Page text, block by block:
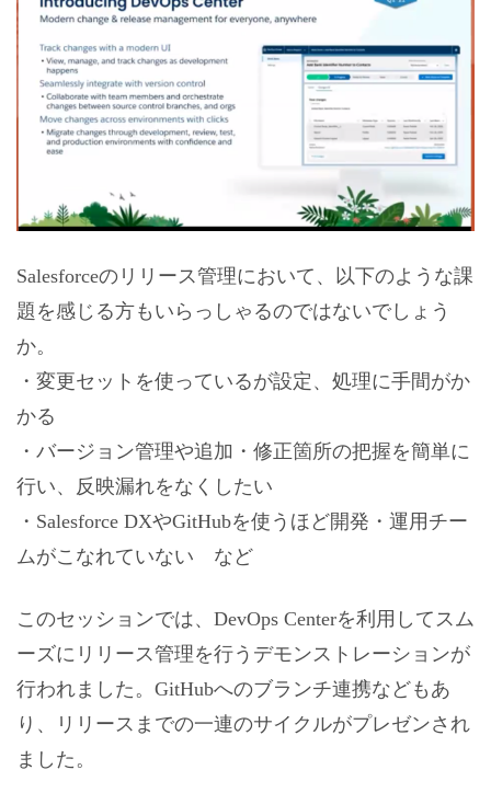
Salesforceのリリース管理において、以下のような課
題を感じる方もいらっしゃるのではないでしょう
か。
・変更セットを使っているが設定、処理に手間がか
かる
・バージョン管理や追加・修正箇所の把握を簡単に
行い、反映漏れをなくしたい
・Salesforce DXやGitHubを使うほど開発・運用チー
ムがこなれていない など
このセッションでは、DevOps Centerを利用してスム
ーズにリリース管理を行うデモンストレーションが
行われました。GitHubへのブランチ連携などもあ
り、リリースまでの一連のサイクルがプレゼンされ
ました。